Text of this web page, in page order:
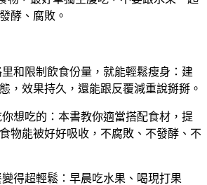
酵、腐敗。
限制飲食份量，就能輕鬆瘦身：建
，效果持久，還能跟反覆減重說掰掰。
吃的：本書教你適當搭配食材，提
物能被好好吸收，不腐敗、不發酵、不
超輕鬆：早晨吃水果、喝現打果